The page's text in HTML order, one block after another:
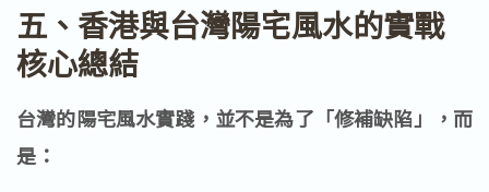
五、香港與台灣陽宅風水的實戰
核心總結
台灣的陽宅風水實踐，並不是為了「修補缺陷」，而
是：